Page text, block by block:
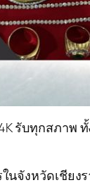
รับทุกสภา
นจังหวัดเชียง